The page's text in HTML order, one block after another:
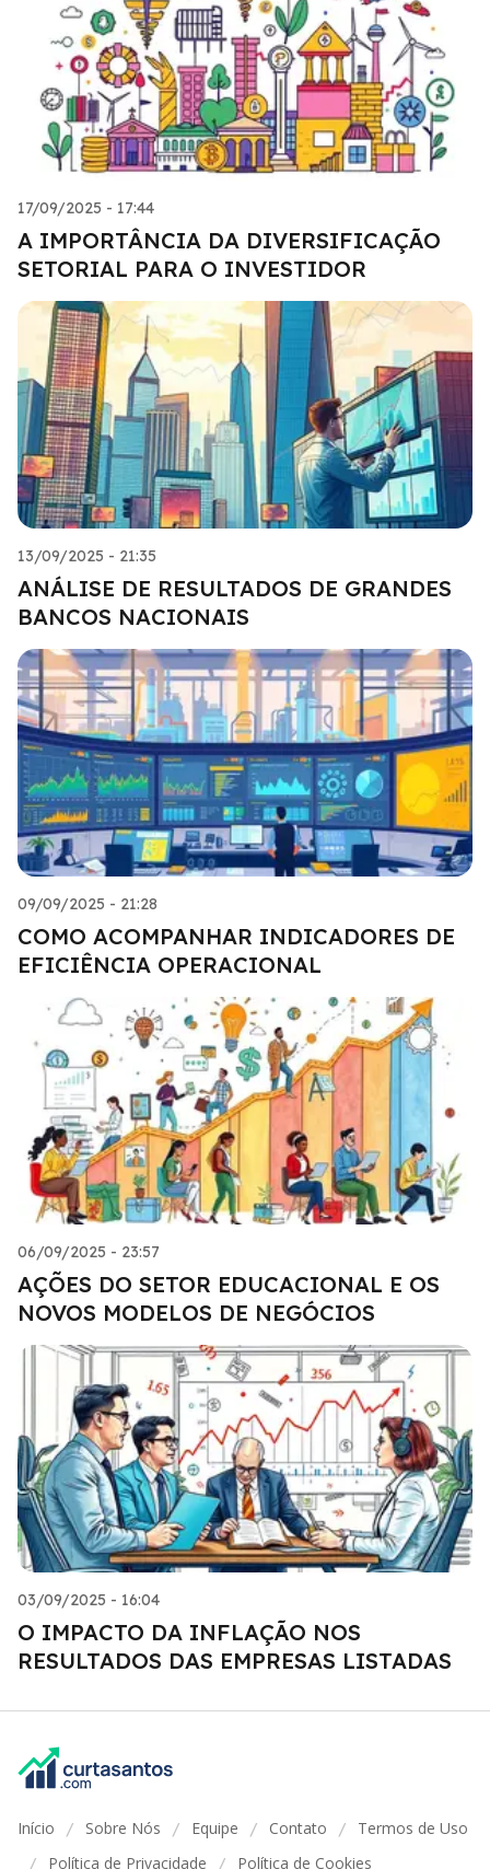
17/09/2025 - 17:44
A IMPORTÂNCIA DA DIVERSIFICAÇÃO
SETORIAL PARA O INVESTIDOR
13/09/2025 - 21:35
ANÁLISE DE RESULTADOS DE GRANDES
BANCOS NACIONAIS
09/09/2025 - 21:28
COMO ACOMPANHAR INDICADORES DE
EFICIÊNCIA OPERACIONAL
06/09/2025 - 23:57
AÇÕES DO SETOR EDUCACIONAL E OS
NOVOS MODELOS DE NEGÓCIOS
03/09/2025 - 16:04
O IMPACTO DA INFLAÇÃO NOS
RESULTADOS DAS EMPRESAS LISTADAS
Início / Sobre Nós / Equipe / Contato / Termos de Uso
/ Política de Privacidade / Política de Cookies